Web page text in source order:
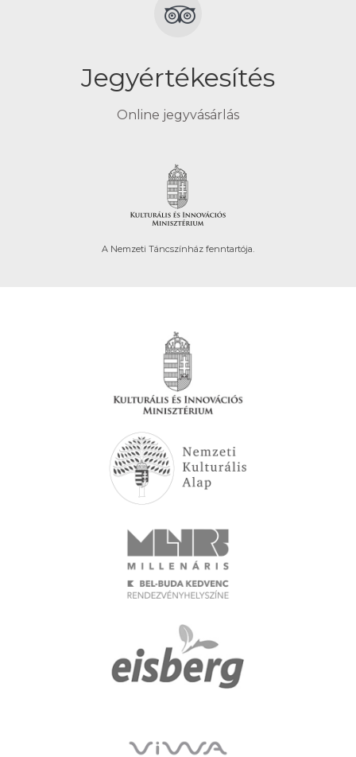
Jegyértékesítés
Online jegyvásárlás
A Nemzeti Táncszínház fenntartója.